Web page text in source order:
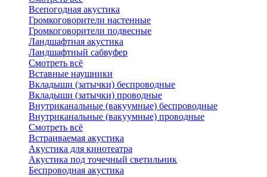
Всепогодная акустика
Громкоговорители настенные
Громкоговорители подвесные
Ландшафтная акустика
Ландшафтный сабвуфер
Смотреть всё
Вставные наушники
Вкладыши (затычки) беспроводные
Вкладыши (затычки) проводные
Внутриканальные (вакуумные) беспроводные
Внутриканальные (вакуумные) проводные
Смотреть всё
Встраиваемая акустика
Акустика для кинотеатра
Акустика под точечный светильник
Беспроводная акустика